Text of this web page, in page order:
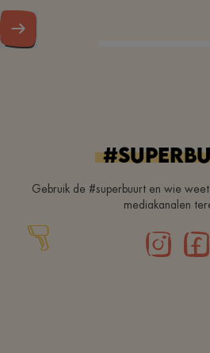
Gebruik de #superbuurt en wie
mediakanalen